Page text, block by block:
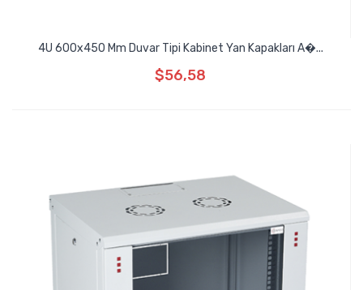
4U 600x450 Mm Duvar Tipi Kabinet Yan Kapakları A�...
$56,58